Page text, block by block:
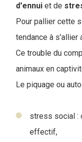
d'ennui et de
Pour pallier cette
tendance à s'allier
Ce trouble du
animaux en
Le piquage ou
stress social :
effectif,